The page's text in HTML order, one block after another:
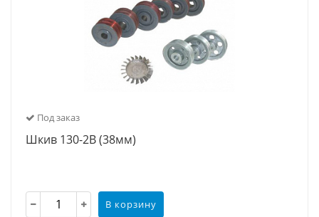
Под заказ
Шкив 130-2В (38мм)
В корзину